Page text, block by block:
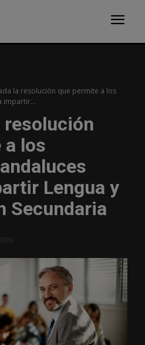
la resolución que permite a los
impartir...
resolución
a los
Lengua y
Secundaria